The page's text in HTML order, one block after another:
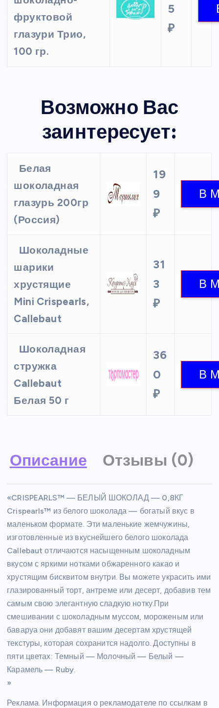
фруктовой
глазури Трио,
100 гр.
5
₽
Возможно Вас
заинтересует:
Белая
шоколадная
глазурь 200гр
(Россия)
19
9
₽
Шоколадные
шарики
хрустящие
Mini Crispearls,
Callebaut
31
3
₽
Шоколадная
стружка
Callebaut
Белая 50 г
36
0
₽
Описание Отзывы (0)
«CRISPEARLS™ — БЕЛЫЙ ШОКОЛАД — 0,8КГ
Crispearls™ из белого шоколада — богатый вкус в
маленьком формате. Эти маленькие жемчужины,
изготовленные из вкуснейшего белого шоколада
Callebaut отличаются насыщенным шоколадным
вкусом с яркими нотками обжаренного какао и
хрустящим бисквитом внутри. Вы можете украсить ими
глазированный торт, антреме или десерт, добавив тем
самым свою элегантную сладкую нотку.При
смешивании с шоколадным муссом, мороженым или
баваруа они добавят вашим десертам хрустящей
текстуры, которая сохранится надолго. Доступны в
пяти цветах: Темный — Молочный — Белый —
Карамель — Ruby.
»
Реклама. Информация о рекламодателе по ссылкам в